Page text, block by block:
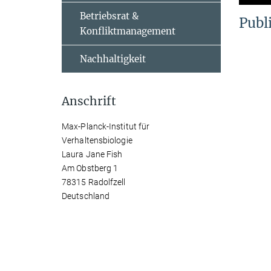
Betriebsrat &
Konfliktmanagement
Nachhaltigkeit
Anschrift
Max-Planck-Institut für
Verhaltensbiologie
Laura Jane Fish
Am Obstberg 1
78315 Radolfzell
Deutschland